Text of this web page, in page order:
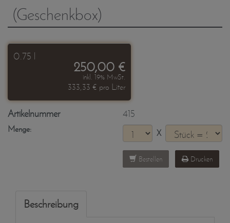
(Geschenkbox)
0.75 l
250,00 €
inkl. 19% MwSt.
333,33 € pro Liter
Artikelnummer 415
Menge: X
Bestellen Drucken
Beschreibung